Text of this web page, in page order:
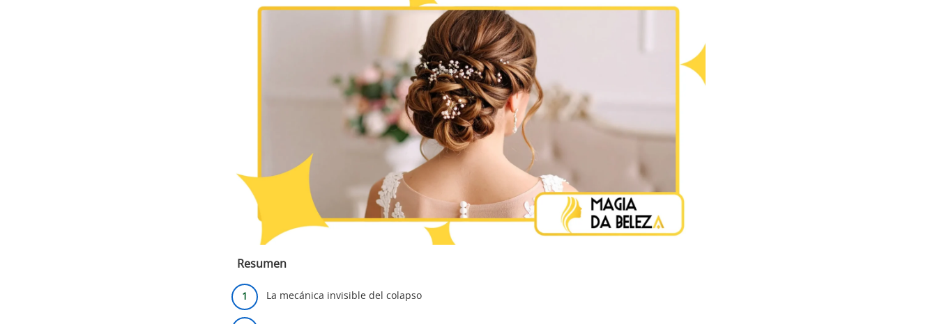
Resumen
La mecánica invisible del colapso